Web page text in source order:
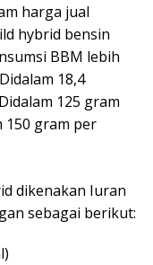
harga jual
hybrid bensin
BBM lebih
18,4
125 gram
150 gram per
dikenakan Iuran
sebagai berikut: